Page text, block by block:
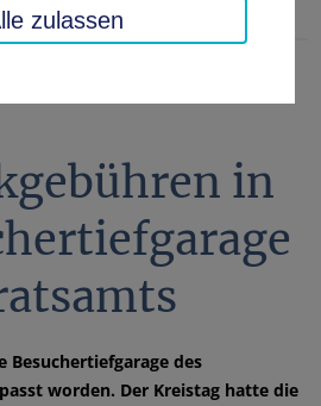
in
Besuchertiefgarage des
worden. Der Kreistag hatte die
zulassen